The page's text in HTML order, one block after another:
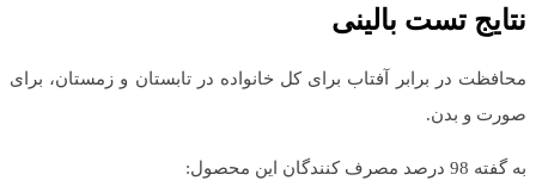
نتایج تست بالینی
محافظت در برابر آفتاب برای کل خانواده در تابستان و زمستان، برای
صورت و بدن.
به گفته 98 درصد مصرف کنندگان این محصول: